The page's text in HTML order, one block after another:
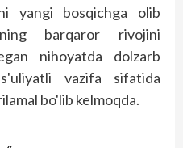
yangi bosqichga olib
barqaror rivojini
nihoyatda dolzarb
vazifa sifatida
bo'lib kelmoqda.